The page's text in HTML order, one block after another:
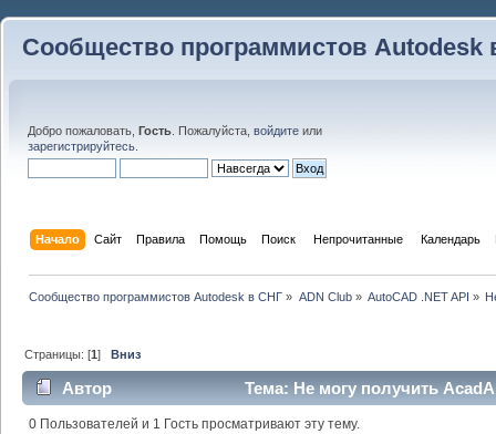
Сообщество программистов Autodesk
Добро пожаловать, Гость . Пожалуйста, войдите или
зарегистрируйтесь
Начало Сайт Правила Помощь Поиск Непрочитанные Календарь
Сообщество программистов Autodesk в СНГ » ADN Club» AutoCAD .NET API »
Страницы: [1]Вниз
Автор
Тема: Не могу получить
17844 раз)
0 Пользователей и 1 Гость просматривают эту тему.